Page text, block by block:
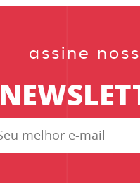
assine